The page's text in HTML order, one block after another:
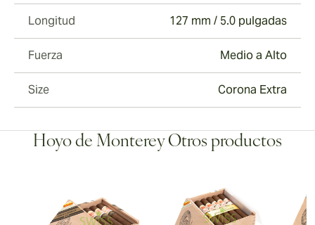
Longitud 127 mm / 5.0 pulgadas
Fuerza Medio a Alto
Size Corona Extra
Hoyo de Monterey Otros productos